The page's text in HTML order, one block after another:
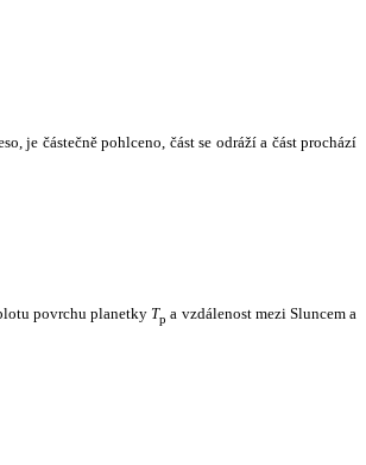
je částečně pohlceno, část se odráží a část prochází
povrchu planetky Tp a vzdálenost mezi Sluncem a